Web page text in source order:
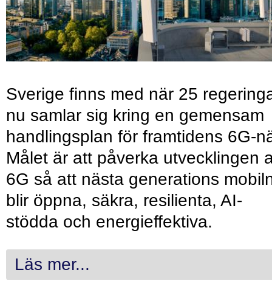
Sverige finns med när 25
nu samlar sig kring en gemensam
handlingsplan för framtidens 6G-
Målet är att påverka utvecklingen
6G så att nästa generations
blir öppna, säkra, resilienta, AI-
stödda och energieffektiva.
Läs mer...